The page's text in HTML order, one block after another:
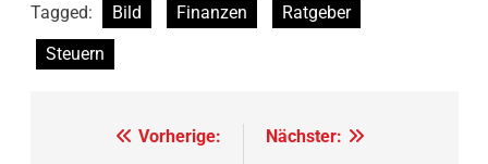
Tagged: Bild Finanzen
Ratgeber
Steuern
Beitragsnavigation
Vorherige:
Nächster: